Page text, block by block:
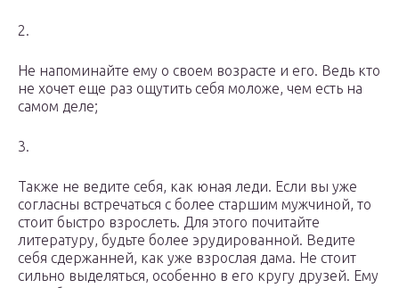
2.
Не напоминайте ему о своем возрасте и его. Ведь кто
не хочет еще раз ощутить себя моложе, чем есть на
самом деле;
3.
Также не ведите себя, как юная леди. Если вы уже
согласны встречаться с более старшим мужчиной, то
стоит быстро взрослеть. Для этого почитайте
литературу, будьте более эрудированной. Ведите
себя сдержанней, как уже взрослая дама. Не стоит
сильно выделяться, особенно в его кругу друзей. Ему